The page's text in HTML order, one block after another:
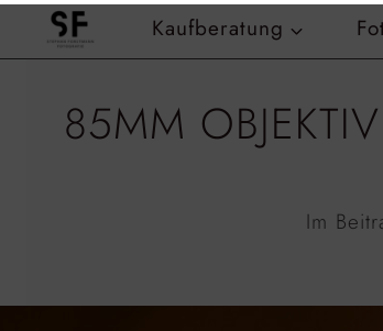
Kaufberatung
85MM
Im